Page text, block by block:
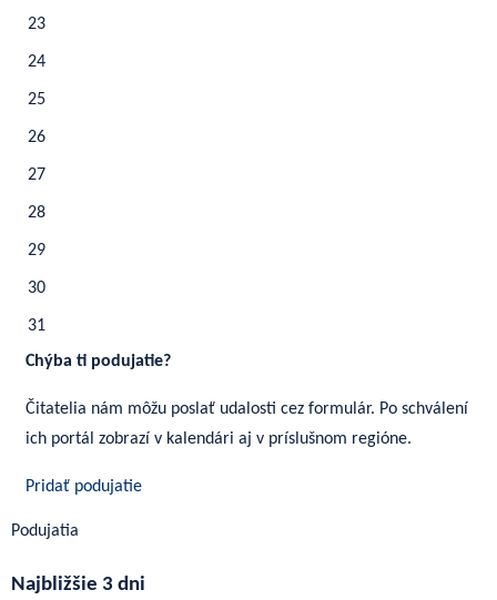
23
24
25
26
27
28
29
30
31
Chýba ti podujatie?
Čitatelia nám môžu poslať udalosti cez formulár. Po schválení
ich portál zobrazí v kalendári aj v príslušnom regióne.
Pridať podujatie
Podujatia
Najbližšie 3 dni